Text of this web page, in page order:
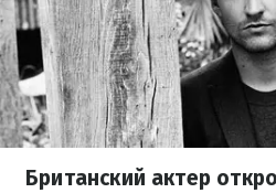
Британский актер